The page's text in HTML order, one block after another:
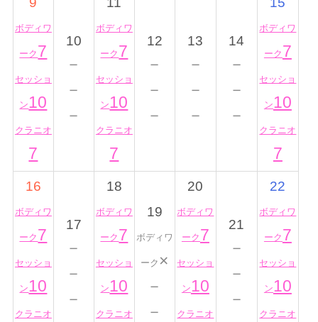
ボディワ
ーク 7
セッショ
ン10
クラニオ
7
10
－
－
－
ボディワ
ーク 7
セッショ
ン10
クラニオ
7
12
－
－
－
13
－
－
－
14
－
－
－
ボディワ
ーク 7
セッショ
ン10
クラニオ
7
16
ボディワ
ーク 7
セッショ
ン10
クラニオ
17
－
－
－
18
ボディワ
ーク 7
セッショ
ン10
クラニオ
19
ボディワ
ーク ×
－
－
20
ボディワ
ーク 7
セッショ
ン10
クラニオ
21
－
－
－
22
ボディワ
ーク 7
セッショ
ン10
クラニオ